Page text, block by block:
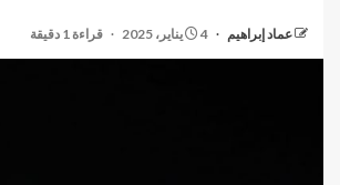
عماد إبراهيم 4 يناير، 2025 قراءة 1 دقيقة